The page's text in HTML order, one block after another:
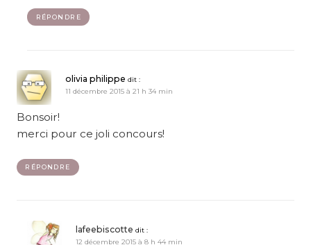
RÉPONDRE
olivia philippe dit :
11 décembre 2015 à 21 h 34 min
Bonsoir!
merci pour ce joli concours!
RÉPONDRE
lafeebiscotte dit :
12 décembre 2015 à 8 h 44 min